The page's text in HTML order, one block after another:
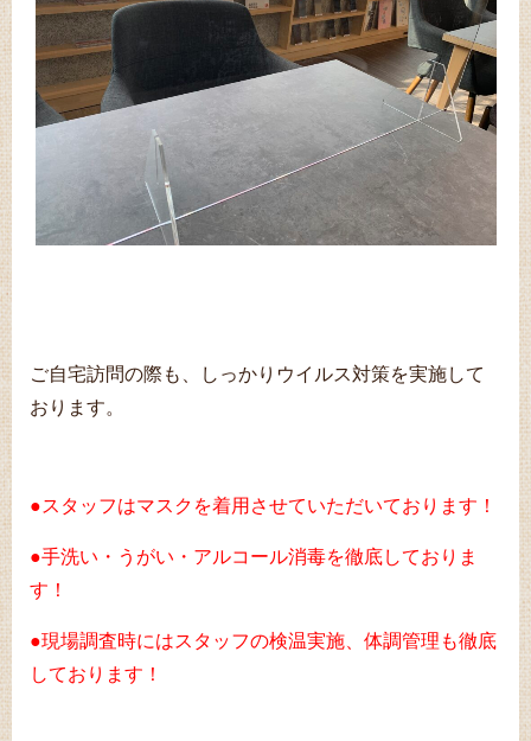
ご自宅訪問の際も、しっかりウイルス対策を実施して
おります。
●スタッフはマスクを着用させていただいております！
●手洗い・うがい・アルコール消毒を徹底しておりま
す！
●現場調査時にはスタッフの検温実施、体調管理も徹底
しております！